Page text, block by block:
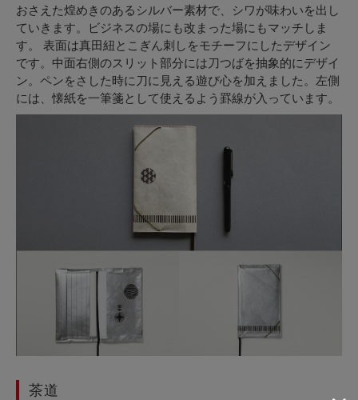
おさえた煌めきのあるシルバー素材で、シワが味わいを出し
ていきます。ビジネスの場にも改まった場にもマッチしま
す。 表面は真田紐とこぎん刺しをモチーフにしたデザイン
です。中面右側のスリット部分には刀つばを抽象的にデザイ
ン。ペンをさした時に刀に見える遊び心を加えました。左側
には、懐紙を一筆箋として使えるよう罫線が入っています。
茶道